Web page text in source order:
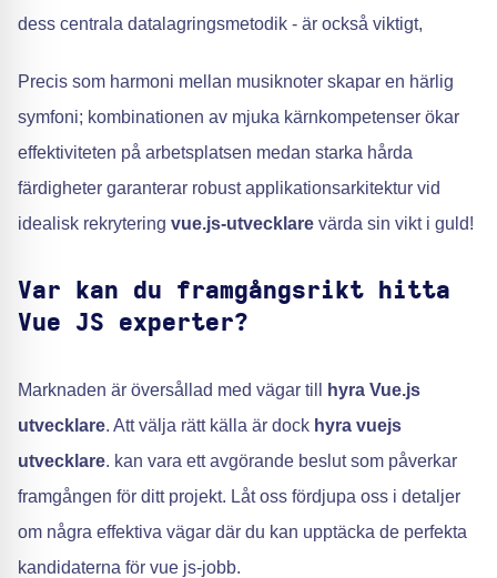
dess centrala datalagringsmetodik - är också viktigt,
Precis som harmoni mellan musiknoter skapar en härlig
symfoni; kombinationen av mjuka kärnkompetenser ökar
effektiviteten på arbetsplatsen medan starka hårda
färdigheter garanterar robust applikationsarkitektur vid
idealisk rekrytering vue.js-utvecklare värda sin vikt i guld!
Var kan du framgångsrikt hitta
Vue JS experter?
Marknaden är översållad med vägar till
hyra Vue.js
utvecklare. Att välja rätt källa är dock hyra vuejs
utvecklare. kan vara ett avgörande beslut som påverkar
framgången för ditt projekt. Låt oss fördjupa oss i detaljer
om några effektiva vägar där du kan upptäcka de perfekta
kandidaterna för vue js-jobb.